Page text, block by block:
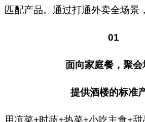
匹配产品。通过打通外卖全场景
01
面向家庭餐，聚会
提供酒楼的标准
用凉菜+时蔬+热菜+小吃主食+甜